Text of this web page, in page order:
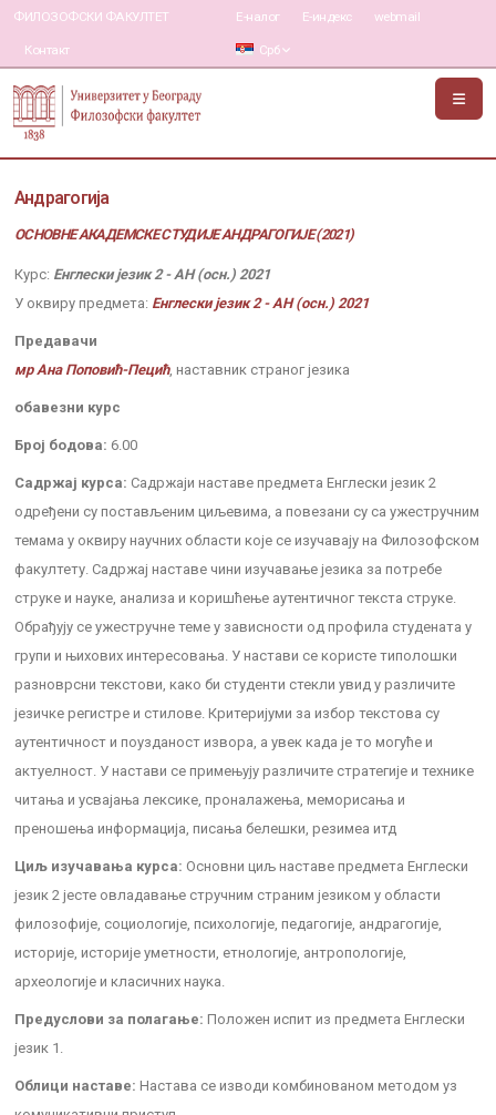
ФИЛОЗОФСКИ ФАКУЛТЕТ
Контакт
Е-налог Е-индекс webmail
Срб
Андрагогија
ОСНОВНЕ АКАДЕМСКЕ СТУДИЈЕ АНДРАГОГИЈЕ (2021)
Курс: Енглески језик 2 - АН (осн.) 2021
У оквиру предмета: Енглески језик 2 - АН (осн.) 2021
Предавачи
мр Ана Поповић-Пецић, наставник страног језика
обавезни курс
Број бодова: 6.00
Садржај курса: Садржаји наставе предмета Енглески језик 2
одређени су постављеним циљевима, а повезани су са ужестручним
темама у оквиру научних области које се изучавају на Филозофском
факултету. Садржај наставе чини изучавање језика за потребе
струке и науке, анализа и коришћење аутентичног текста струке.
Обрађују се ужестручне теме у зависности од профила студената у
групи и њихових интересовања. У настави се користе типолошки
разноврсни текстови, како би студенти стекли увид у различите
језичке регистре и стилове. Критеријуми за избор текстова су
аутентичност и поузданост извора, а увек када је то могуће и
актуелност. У настави се примењују различите стратегије и технике
читања и усвајања лексике, проналажења, меморисања и
преношења информација, писања белешки, резимеа итд
Циљ изучавања курса: Основни циљ наставе предмета Енглески
језик 2 јесте овладавање стручним страним језиком у области
филозофије, социологије, психологије, педагогије, андрагогије,
историје, историје уметности, етнологије, антропологије,
археологије и класичних наука.
Предуслови за полагање: Положен испит из предмета Енглески
језик 1.
Облици наставе: Настава се изводи комбинованом методом уз